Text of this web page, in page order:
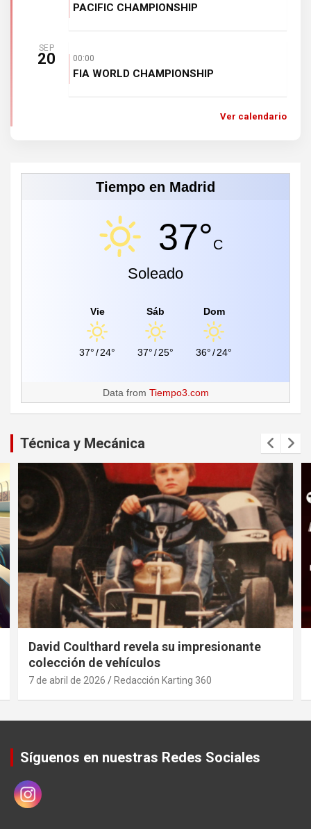
PACIFIC CHAMPIONSHIP
SEP
20 00:00
FIA WORLD CHAMPIONSHIP
Ver calendario
Tiempo en Madrid
37°C
Soleado
Vie
37°/24°
Sáb
37°/25°
Dom
36°/24°
Data from Tiempo3.com
Técnica y Mecánica
David Coulthard revela su impresionante
colección de vehículos
7 de abril de 2026 Redacción Karting 360
Síguenos en nuestras Redes Sociales